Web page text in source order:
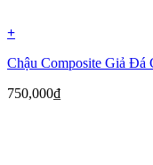
+
Chậu Composite Giả Đá
750,000₫